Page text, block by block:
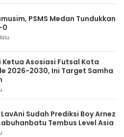
PSMS Medan Tundukkan
0
Ketua Asosiasi Futsal Kota
2026-2030, Ini Target Samha
Sudah Prediksi Boy Arnez
Tembus Level Asia